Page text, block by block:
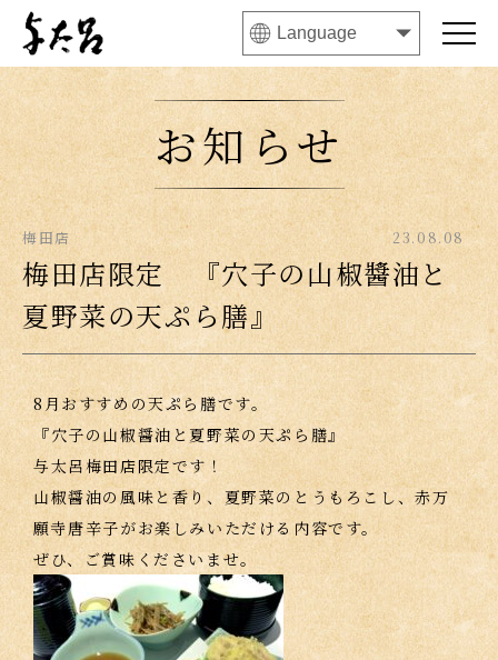
お知らせ
梅田店 23.08.08
梅田店限定 『穴子の山椒醬油と
夏野菜の天ぷら膳』
8月おすすめの天ぷら膳です。
『穴子の山椒醤油と夏野菜の天ぷら膳』
与太呂梅田店限定です！
山椒醤油の風味と香り、夏野菜のとうもろこし、赤万
願寺唐辛子がお楽しみいただける内容です。
ぜひ、ご賞味くださいませ。